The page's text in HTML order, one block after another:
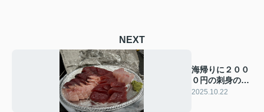
NEXT
海帰りに２００
０円の刺身の盛
り合わせ買いま
2025.10.22